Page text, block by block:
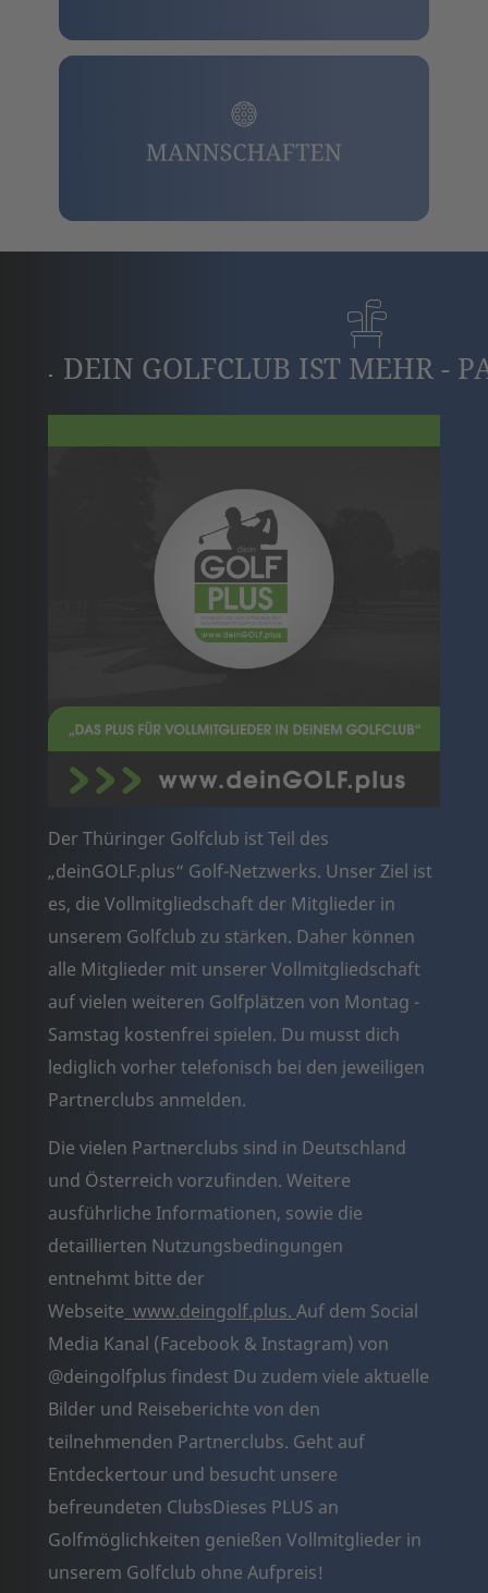
DEIN GOLFCLUB IST MEHR -
Der Thüringer Golfclub ist Teil des
„deinGOLF.plus“ Golf-Netzwerks. Unser Ziel ist
es, die Vollmitgliedschaft der Mitglieder in
unserem Golfclub zu stärken. Daher können
alle Mitglieder mit unserer Vollmitgliedschaft
auf vielen weiteren Golfplätzen von Montag -
Samstag kostenfrei spielen. Du musst dich
lediglich vorher telefonisch bei den jeweiligen
Partnerclubs anmelden.
Die vielen Partnerclubs sind in Deutschland
und Österreich vorzufinden. Weitere
ausführliche Informationen, sowie die
detaillierten Nutzungsbedingungen
entnehmt bitte der
Webseite www.deingolf.plus. Auf dem Social
Media Kanal (Facebook & Instagram) von
@deingolfplus findest Du zudem viele aktuelle
Bilder und Reiseberichte von den
teilnehmenden Partnerclubs. Geht auf
Entdeckertour und besucht unsere
befreundeten ClubsDieses PLUS an
Golfmöglichkeiten genießen Vollmitglieder in
unserem Golfclub ohne Aufpreis!